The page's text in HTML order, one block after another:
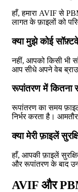
हाँ, हमारा AVIF से
लागत के फ़ाइलों को
क्या मुझे कोई
नहीं, आपको किसी भी
आप सीधे अपने वेब
रूपांतरण में कितना
रूपांतरण का समय
निर्भर करता है।
क्या मेरी फ़ाइलें
हाँ, आपकी फ़ाइलें
और रूपांतरण के बाद
AVIF और